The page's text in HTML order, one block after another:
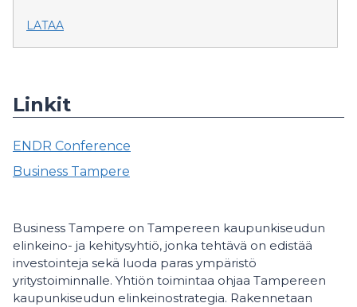
LATAA
Linkit
ENDR Conference
Business Tampere
Business Tampere on Tampereen kaupunkiseudun
elinkeino- ja kehitysyhtiö, jonka tehtävä on edistää
investointeja sekä luoda paras ympäristö
yritystoiminnalle. Yhtiön toimintaa ohjaa Tampereen
kaupunkiseudun elinkeinostrategia. Rakennetaan